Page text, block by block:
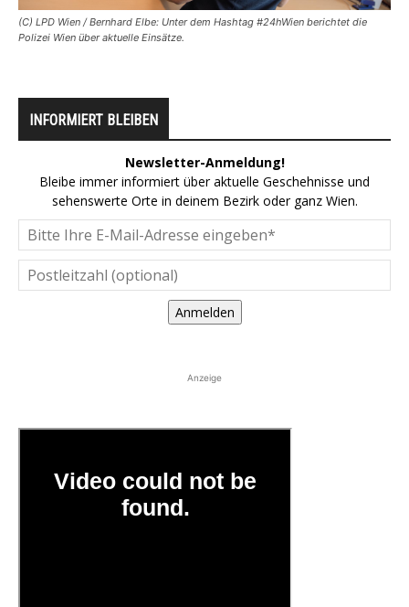
(C) LPD Wien / Bernhard Elbe: Unter dem Hashtag #24hWien berichtet die
Polizei Wien über aktuelle Einsätze.
INFORMIERT BLEIBEN
Newsletter-Anmeldung!
Bleibe immer informiert über aktuelle Geschehnisse und
sehenswerte Orte in deinem Bezirk oder ganz Wien.
Anmelden
Anzeige